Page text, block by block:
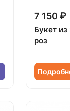
7 150 ₽
Букет из
роз